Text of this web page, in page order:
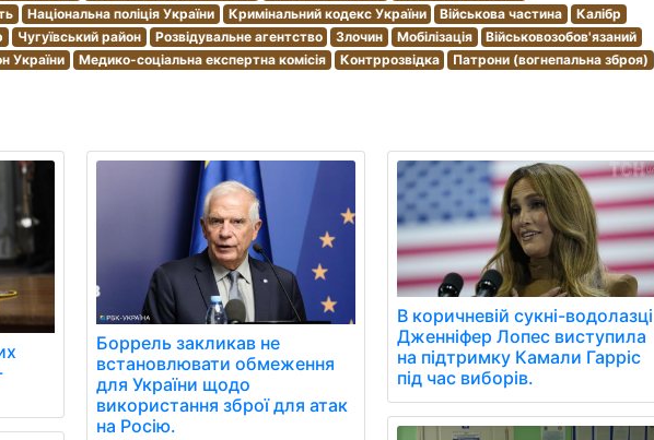
Національна поліція України Кримінальний кодекс України Військова частина
Калібр
Чугуївський район Розвідувальне агентство Злочин Мобілізація
Військовозобов'язаний
України Медико-соціальна експертна комісія Контррозвідка
Патрони (вогнепальна зброя)
Боррель закликав не
встановлювати обмеження
для України щодо
використання зброї для атак
на Росію.
В коричневій сукні-водолазці
Дженніфер Лопес виступила
на підтримку Камали Гарріс
під час виборів.